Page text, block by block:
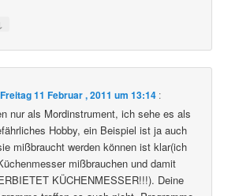
Freitag 11 Februar , 2011 um 13:14 :
nur als Mordinstrument, ich sehe es als
Hobby, ein Beispiel ist ja auch
mißbraucht werden können ist klar(ich
mißbrauchen und damit
KÜCHENMESSER!!!). Deine